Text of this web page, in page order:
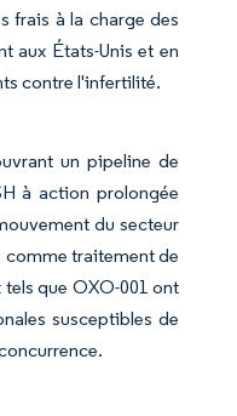
frais à la charge des
aux États-Unis et en
contre l'infertilité.
un pipeline de
à action prolongée
du secteur
comme traitement de
que OXO-001 ont
susceptibles de